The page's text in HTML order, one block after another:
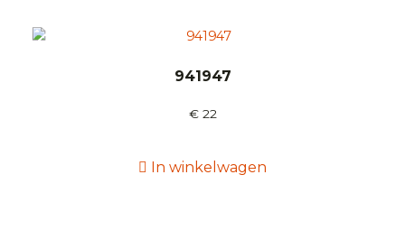
941947
€22
In winkelwagen